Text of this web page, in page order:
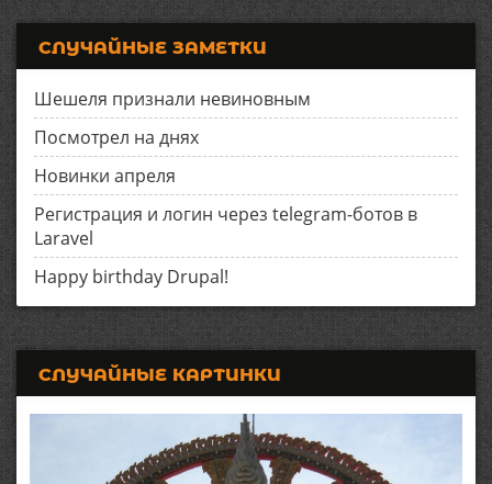
СЛУЧАЙНЫЕ ЗАМЕТКИ
Шешеля признали невиновным
Посмотрел на днях
Новинки апреля
Регистрация и логин через telegram-ботов в
Laravel
Happy birthday Drupal!
СЛУЧАЙНЫЕ КАРТИНКИ